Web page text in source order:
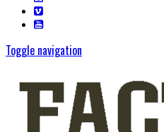
Toggle navigation